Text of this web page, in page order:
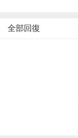
全部回復